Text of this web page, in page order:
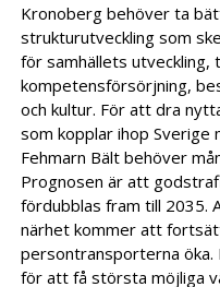
Kronoberg behöver ta
strukturutveckling som
för samhällets utveckling,
kompetensförsörjning,
och kultur. För att dra
som kopplar ihop Sverige
Fehmarn Bält behöver
Prognosen är att
fördubblas fram till 2035.
närhet kommer att
persontransporterna
för att få största möjliga